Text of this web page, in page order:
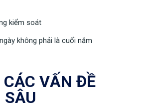
kiểm soát
không phải là cuối năm
VẤN ĐỀ
SÂU